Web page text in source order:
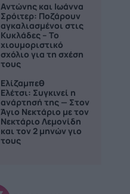
Αντώνης και Ιωάννα
Σρόιτερ: Ποζάρουν
αγκαλιασμένοι στις
Κυκλάδες – Το
χιουμοριστικό
σχόλιο για τη σχέση
τους
Ελίζαμπεθ
Ελέτσι: Συγκινεί η
ανάρτησή της — Στον
Άγιο Νεκτάριο με τον
Νεκτάριο Λεμονίδη
και τον 2 μηνών γιο
τους